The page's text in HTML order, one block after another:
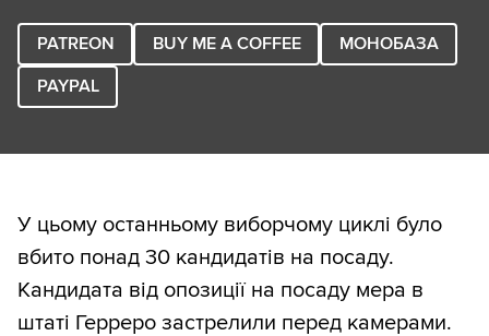
PATREON BUY ME A COFFEE
МОНОБАЗА
PAYPAL
У цьому останньому виборчому циклі було
вбито понад 30 кандидатів на посаду.
Кандидата від опозиції на посаду мера в
штаті Герреро застрелили перед камерами.